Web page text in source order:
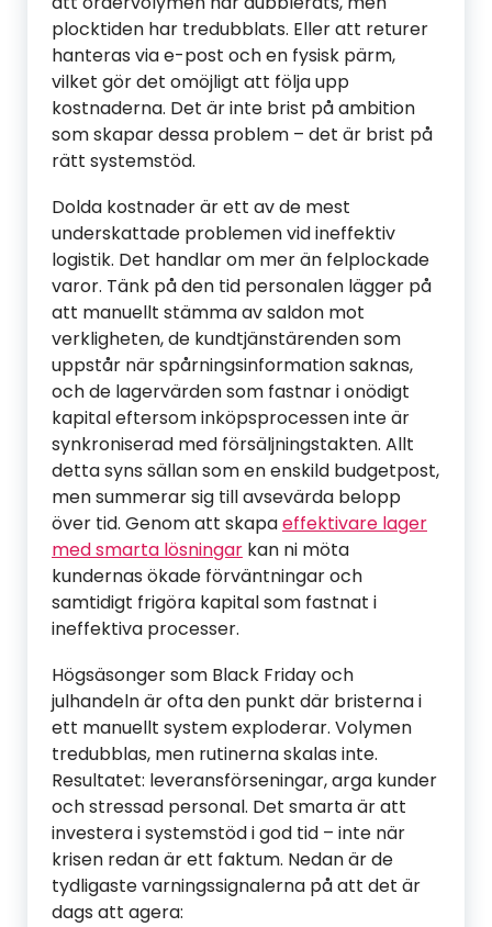
plocktiden har tredubblats. Eller att returer
hanteras via e-post och en fysisk pärm,
vilket gör det omöjligt att följa upp
kostnaderna. Det är inte brist på ambition
som skapar dessa problem – det är brist på
rätt systemstöd.
Dolda kostnader är ett av de mest
underskattade problemen vid ineffektiv
logistik. Det handlar om mer än felplockade
varor. Tänk på den tid personalen lägger på
att manuellt stämma av saldon mot
verkligheten, de kundtjänstärenden som
uppstår när spårningsinformation saknas,
och de lagervärden som fastnar i onödigt
kapital eftersom inköpsprocessen inte är
synkroniserad med försäljningstakten. Allt
detta syns sällan som en enskild budgetpost,
men summerar sig till avsevärda belopp
över tid. Genom att skapaeffektivare lager
med smarta lösningar kan ni möta
kundernas ökade förväntningar och
samtidigt frigöra kapital som fastnat i
ineffektiva processer.
Högsäsonger som Black Friday och
julhandeln är ofta den punkt där bristerna i
ett manuellt system exploderar. Volymen
tredubblas, men rutinerna skalas inte.
Resultatet: leveransförseningar, arga kunder
och stressad personal. Det smarta är att
investera i systemstöd i god tid – inte när
krisen redan är ett faktum. Nedan är de
tydligaste varningssignalerna på att det är
dags att agera: